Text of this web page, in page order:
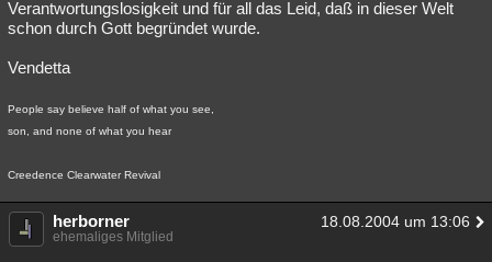
Verantwortungslosigkeit und für all das Leid, daß in dieser Welt
schon durch Gott begründet wurde.
Vendetta
People say believe half of what you see,
son, and none of what you hear
Creedence Clearwater Revival
herborner 18.08.2004 um 13:06
ehemaliges Mitglied